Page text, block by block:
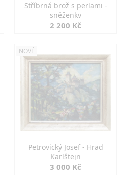
Stříbrná brož s perlami -
sněženky
2 200 Kč
NOVÉ
Petrovický Josef - Hrad
Karlštejn
3 000 Kč